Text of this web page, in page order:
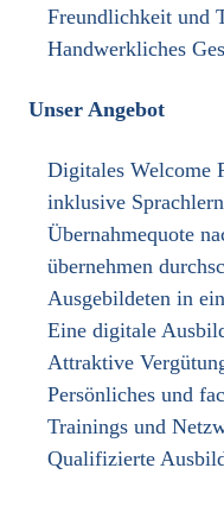
Freundlichkeit und
Handwerkliches
Unser Angebot
Digitales Welcome
inklusive
Übernahmequote
übernehmen
Ausgebildeten in
Eine digitale
Attraktive
Persönliches und
Trainings und
Qualifizierte